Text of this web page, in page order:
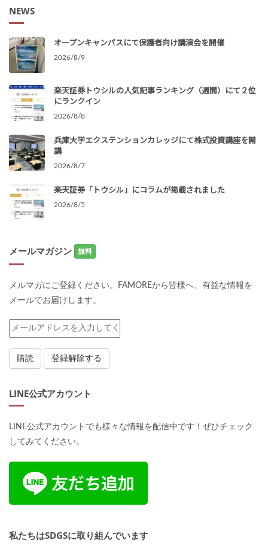
NEWS
オープンキャンパスにて保護者向け講演会を開催
2026/8/9
楽天証券トウシルの人気記事ランキング（週間）にて２位
にランクイン
2026/8/8
兵庫大学エクステンションカレッジにて株式投資講座を開
講
2026/8/7
楽天証券「トウシル」にコラムが掲載されました
2026/8/5
メールマガジン 無料
メルマガにご登録ください。FAMOREから皆様へ、有益な情報を
メールでお届けします。
LINE公式アカウント
LINE公式アカウントでも様々な情報を配信中です！ぜひチェック
してみてください。
私たちはSDGSに取り組んでいます